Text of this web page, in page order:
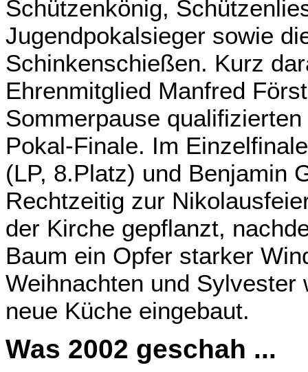
Schützenkönig,
Jugendpokalsieger sowie
Schinkenschießen. Kurz
Ehrenmitglied Manfred
Sommerpause
Pokal-Finale. Im
(LP, 8.Platz) und Benjamin
Rechtzeitig zur
der Kirche gepflanzt,
Baum ein Opfer starker
Weihnachten und
neue Küche eingebaut.
Was 2002 geschah ...